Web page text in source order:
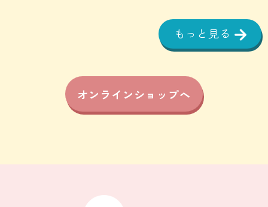
もっと見る
オンラインショップへ